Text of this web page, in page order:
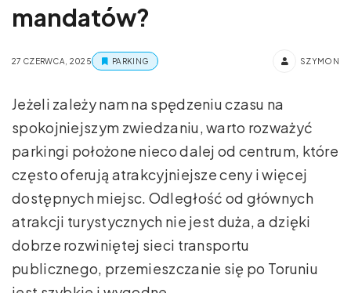
mandatów?
27 CZERWCA, 2025 PARKING SZYMON
Jeżeli zależy nam na spędzeniu czasu na
spokojniejszym zwiedzaniu, warto rozważyć
parkingi położone nieco dalej od centrum, które
często oferują atrakcyjniejsze ceny i więcej
dostępnych miejsc. Odległość od głównych
atrakcji turystycznych nie jest duża, a dzięki
dobrze rozwiniętej sieci transportu
publicznego, przemieszczanie się po Toruniu